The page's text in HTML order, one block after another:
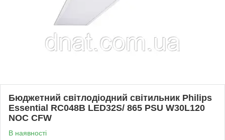
Бюджетний світлодіодний світильник Philips
Essential RC048B LED32S/ 865 PSU W30L120
NOC CFW
В наявності